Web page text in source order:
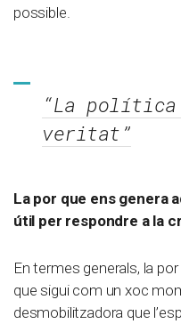
possible.
“La
veritat”
La por que ens genera
útil per respondre a la
En termes generals, la
que sigui com un xoc
desmobilitzadora que